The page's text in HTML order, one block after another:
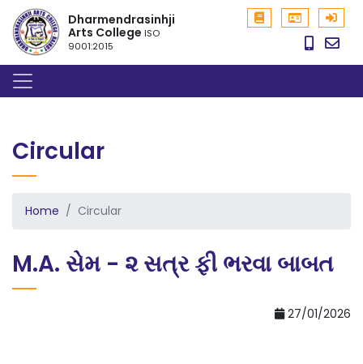
Dharmendrasinhji
Arts CollegeISO
9001:2015
Circular
Home Circular
M.A. સેમ - ૨ સત્ર ફી ભરવા બાબત
27/01/2026